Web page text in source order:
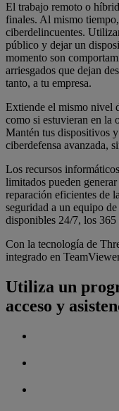
El trabajo remoto o
finales. Al mismo
ciberdelincuentes.
público y dejar un
momento son
arriesgados que dejan
tanto, a tu empresa.
Extiende el mismo nivel
como si estuvieran en la
Mantén tus dispositivos
ciberdefensa avanzada,
Los recursos
limitados pueden
reparación eficientes de
seguridad a un equipo
disponibles 24/7, los 365
Con la tecnología de
integrado en
Utiliza un
acceso y